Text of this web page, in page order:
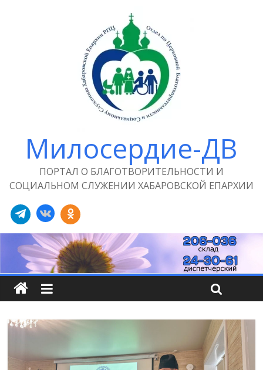
Милосердие-ДВ
ПОРТАЛ О БЛАГОТВОРИТЕЛЬНОСТИ И
СОЦИАЛЬНОМ СЛУЖЕНИИ ХАБАРОВСКОЙ ЕПАРХИИ